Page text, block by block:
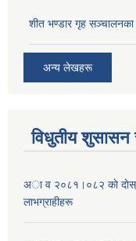
शीत भण्डार गृह सञ्चालनका
अन्य लेखहरू
विधुतीय शुसासन
अा व २०८१।०८२ काे दाेस्राे
लाभग्राहीहरू